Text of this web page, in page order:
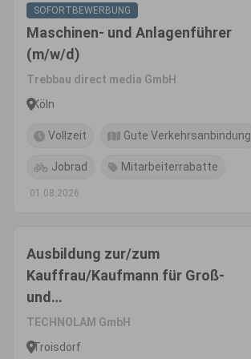
SOFORTBEWERBUNG
Maschinen- und Anlagenführer
(m/w/d)
Trebbau direct media GmbH
Köln
Vollzeit Gute Verkehrsanbindung
Jobrad Mitarbeiterrabatte
01.08.2026
Ausbildung zur/zum
Kauffrau/Kaufmann für Groß-
und
Außenhandelsmanagement
(m/w/d)
TECHNOLAM GmbH
Troisdorf